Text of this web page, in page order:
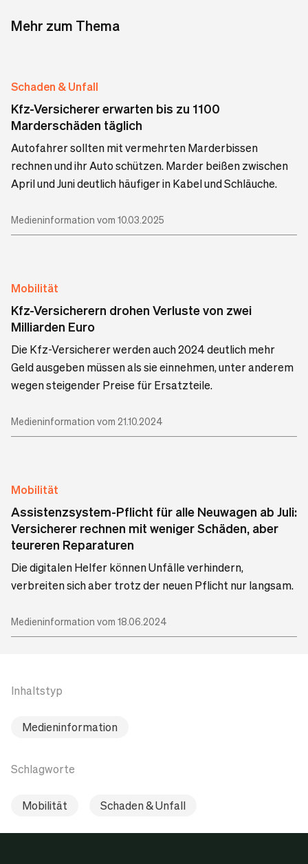
Mehr zum Thema
Schaden & Unfall
Kfz-Versicherer erwarten bis zu 1100
Marderschäden täglich
Autofahrer sollten mit vermehrten Marderbissen
rechnen und ihr Auto schützen. Marder beißen zwischen
April und Juni deutlich häufiger in Kabel und Schläuche.
Medieninformation vom 10.03.2025
Mobilität
Kfz-Versicherern drohen Verluste von zwei
Milliarden Euro
Die Kfz-Versicherer werden auch 2024 deutlich mehr
Geld ausgeben müssen als sie einnehmen, unter anderem
wegen steigender Preise für Ersatzteile.
Medieninformation vom 21.10.2024
Mobilität
Assistenzsystem-Pflicht für alle Neuwagen ab Juli:
Versicherer rechnen mit weniger Schäden, aber
teureren Reparaturen
Die digitalen Helfer können Unfälle verhindern,
verbreiten sich aber trotz der neuen Pflicht nur langsam.
Medieninformation vom 18.06.2024
Inhaltstyp
Medieninformation
Schlagworte
Mobilität Schaden & Unfall